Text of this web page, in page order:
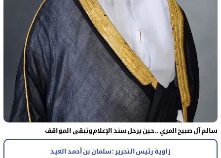
سالم آل صبيح المري .. حين يرحل سند الإعلام وتبقى المواقف
زاوية رئيس التحرير : سلمان بن أحمد العيد